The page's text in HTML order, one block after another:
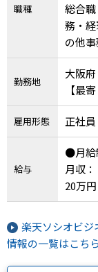
職種
総合
務・
の他
勤務地
大阪
【最寄り駅】 渡辺橋駅
屋橋
雇用形態 正社員
給与
●月給
月収
20万円
楽天ソシオビジ
情報の一覧はこちら